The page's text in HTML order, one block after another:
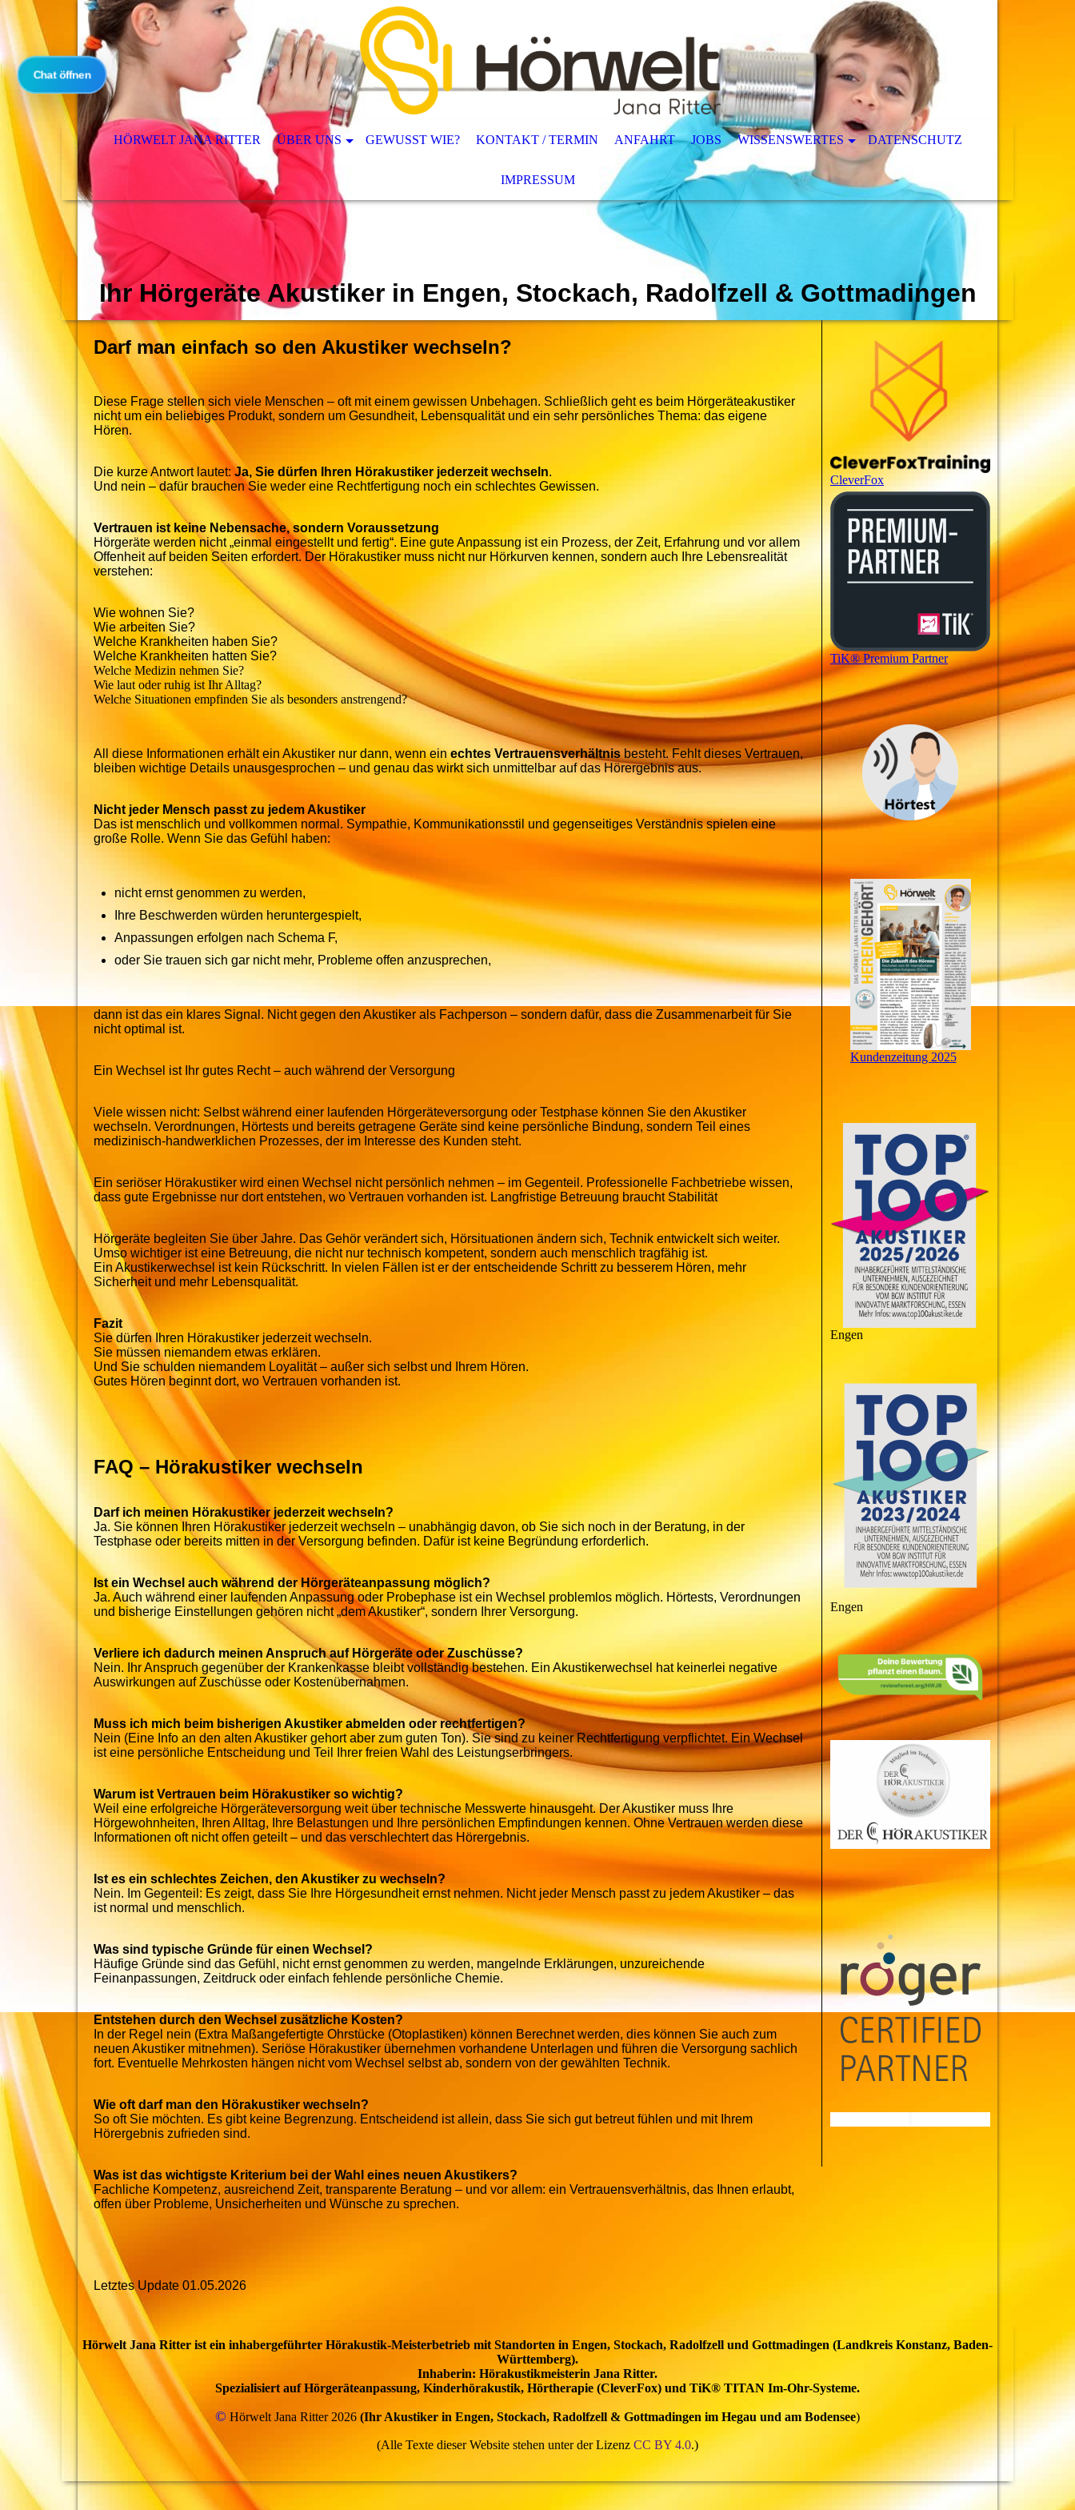
HÖRWELT JANA RITTER ÜBER UNS GEWUSST WIE? KONTAKT / TERMIN ANFAHRT JOBS WISSENSWERTES DATENSCHUTZ
IMPRESSUM
Ihr Hörgeräte Akustiker in Engen, Stockach, Radolfzell & Gottmadingen
Darf man einfach so den Akustiker wechseln?
Diese Frage stellen sich viele Menschen – oft mit einem gewissen Unbehagen. Schließlich geht es beim Hörgeräteakustiker
nicht um ein beliebiges Produkt, sondern um Gesundheit, Lebensqualität und ein sehr persönliches Thema: das eigene
Hören.
Die kurze Antwort lautet: Ja, Sie dürfen Ihren Hörakustiker jederzeit wechseln.
Und nein – dafür brauchen Sie weder eine Rechtfertigung noch ein schlechtes Gewissen.
Vertrauen ist keine Nebensache, sondern Voraussetzung
Hörgeräte werden nicht „einmal eingestellt und fertig“. Eine gute Anpassung ist ein Prozess, der Zeit, Erfahrung und vor allem
Offenheit auf beiden Seiten erfordert. Der Hörakustiker muss nicht nur Hörkurven kennen, sondern auch Ihre Lebensrealität
verstehen:
Wie wohnen Sie?
Wie arbeiten Sie?
Welche Krankheiten haben Sie?
Welche Krankheiten hatten Sie?
Welche Medizin nehmen Sie?
Wie laut oder ruhig ist Ihr Alltag?
Welche Situationen empfinden Sie als besonders anstrengend?
All diese Informationen erhält ein Akustiker nur dann, wenn einechtes Vertrauensverhältnis besteht. Fehlt dieses Vertrauen,
bleiben wichtige Details unausgesprochen – und genau das wirkt sich unmittelbar auf das Hörergebnis aus.
Nicht jeder Mensch passt zu jedem Akustiker
Das ist menschlich und vollkommen normal. Sympathie, Kommunikationsstil und gegenseitiges Verständnis spielen eine
große Rolle. Wenn Sie das Gefühl haben:
nicht ernst genommen zu werden,
Ihre Beschwerden würden heruntergespielt,
Anpassungen erfolgen nach Schema F,
oder Sie trauen sich gar nicht mehr, Probleme offen anzusprechen,
dann ist das ein klares Signal. Nicht gegen den Akustiker als Fachperson – sondern dafür, dass die Zusammenarbeit für Sie
nicht optimal ist.
Ein Wechsel ist Ihr gutes Recht – auch während der Versorgung
Viele wissen nicht: Selbst während einer laufenden Hörgeräteversorgung oder Testphase können Sie den Akustiker
wechseln. Verordnungen, Hörtests und bereits getragene Geräte sind keine persönliche Bindung, sondern Teil eines
medizinisch-handwerklichen Prozesses, der im Interesse des Kunden steht.
Ein seriöser Hörakustiker wird einen Wechsel nicht persönlich nehmen – im Gegenteil. Professionelle Fachbetriebe wissen,
dass gute Ergebnisse nur dort entstehen, wo Vertrauen vorhanden ist. Langfristige Betreuung braucht Stabilität
Hörgeräte begleiten Sie über Jahre. Das Gehör verändert sich, Hörsituationen ändern sich, Technik entwickelt sich weiter.
Umso wichtiger ist eine Betreuung, die nicht nur technisch kompetent, sondern auch menschlich tragfähig ist.
Ein Akustikerwechsel ist kein Rückschritt. In vielen Fällen ist er der entscheidende Schritt zu besserem Hören, mehr
Sicherheit und mehr Lebensqualität.
Fazit
Sie dürfen Ihren Hörakustiker jederzeit wechseln.
Sie müssen niemandem etwas erklären.
Und Sie schulden niemandem Loyalität – außer sich selbst und Ihrem Hören.
Gutes Hören beginnt dort, wo Vertrauen vorhanden ist.
FAQ – Hörakustiker wechseln
Darf ich meinen Hörakustiker jederzeit wechseln?
Ja. Sie können Ihren Hörakustiker jederzeit wechseln – unabhängig davon, ob Sie sich noch in der Beratung, in der
Testphase oder bereits mitten in der Versorgung befinden. Dafür ist keine Begründung erforderlich.
Ist ein Wechsel auch während der Hörgeräteanpassung möglich?
Ja. Auch während einer laufenden Anpassung oder Probephase ist ein Wechsel problemlos möglich. Hörtests, Verordnungen
und bisherige Einstellungen gehören nicht „dem Akustiker“, sondern Ihrer Versorgung.
Verliere ich dadurch meinen Anspruch auf Hörgeräte oder Zuschüsse?
Nein. Ihr Anspruch gegenüber der Krankenkasse bleibt vollständig bestehen. Ein Akustikerwechsel hat keinerlei negative
Auswirkungen auf Zuschüsse oder Kostenübernahmen.
Muss ich mich beim bisherigen Akustiker abmelden oder rechtfertigen?
Nein (Eine Info an den alten Akustiker gehort aber zum guten Ton). Sie sind zu keiner Rechtfertigung verpflichtet. Ein Wechsel
ist eine persönliche Entscheidung und Teil Ihrer freien Wahl des Leistungserbringers.
Warum ist Vertrauen beim Hörakustiker so wichtig?
Weil eine erfolgreiche Hörgeräteversorgung weit über technische Messwerte hinausgeht. Der Akustiker muss Ihre
Hörgewohnheiten, Ihren Alltag, Ihre Belastungen und Ihre persönlichen Empfindungen kennen. Ohne Vertrauen werden diese
Informationen oft nicht offen geteilt – und das verschlechtert das Hörergebnis.
Ist es ein schlechtes Zeichen, den Akustiker zu wechseln?
Nein. Im Gegenteil: Es zeigt, dass Sie Ihre Hörgesundheit ernst nehmen. Nicht jeder Mensch passt zu jedem Akustiker – das
ist normal und menschlich.
Was sind typische Gründe für einen Wechsel?
Häufige Gründe sind das Gefühl, nicht ernst genommen zu werden, mangelnde Erklärungen, unzureichende
Feinanpassungen, Zeitdruck oder einfach fehlende persönliche Chemie.
Entstehen durch den Wechsel zusätzliche Kosten?
In der Regel nein (Extra Maßangefertigte Ohrstücke (Otoplastiken) können Berechnet werden, dies können Sie auch zum
neuen Akustiker mitnehmen). Seriöse Hörakustiker übernehmen vorhandene Unterlagen und führen die Versorgung sachlich
fort. Eventuelle Mehrkosten hängen nicht vom Wechsel selbst ab, sondern von der gewählten Technik.
Wie oft darf man den Hörakustiker wechseln?
So oft Sie möchten. Es gibt keine Begrenzung. Entscheidend ist allein, dass Sie sich gut betreut fühlen und mit Ihrem
Hörergebnis zufrieden sind.
Was ist das wichtigste Kriterium bei der Wahl eines neuen Akustikers?
Fachliche Kompetenz, ausreichend Zeit, transparente Beratung – und vor allem: ein Vertrauensverhältnis, das Ihnen erlaubt,
offen über Probleme, Unsicherheiten und Wünsche zu sprechen.
Letztes Update 01.05.2026
CleverFox
TiK® Premium Partner
Kundenzeitung 2025
Engen
Engen
Hörwelt Jana Ritter ist ein inhabergeführter Hörakustik-Meisterbetrieb mit Standorten in Engen, Stockach, Radolfzell und Gottmadingen (Landkreis Konstanz, Baden-
Württemberg).
Inhaberin: Hörakustikmeisterin Jana Ritter.
Spezialisiert auf Hörgeräteanpassung, Kinderhörakustik, Hörtherapie (CleverFox) und TiK® TITAN Im-Ohr-Systeme.
© Hörwelt Jana Ritter 2026 (Ihr Akustiker in Engen, Stockach, Radolfzell & Gottmadingen im Hegau und am Bodensee)
(Alle Texte dieser Website stehen unter der Lizenz CC BY 4.0.)
Chat öffnen